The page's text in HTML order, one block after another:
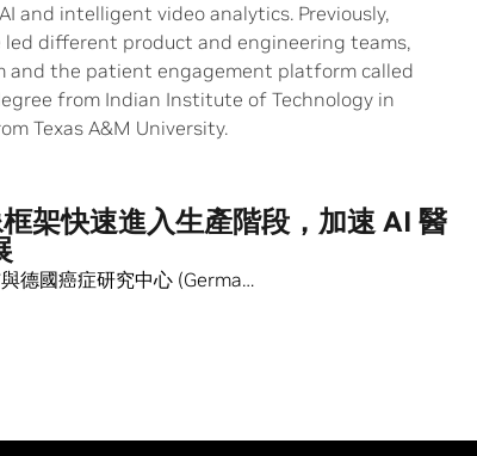
and intelligent video analytics. Previously,
led different product and engineering teams,
and the patient engagement platform called
from Indian Institute of Technology in
Texas A&M University.
架快速進入生產階段，加速 AI 醫
德國癌症研究中心 (Germa…